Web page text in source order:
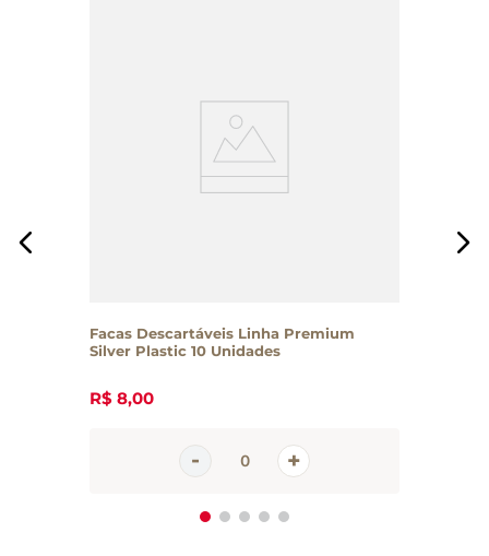
Facas Descartáveis Linha Premium
Silver Plastic 10 Unidades
R$ 8,00